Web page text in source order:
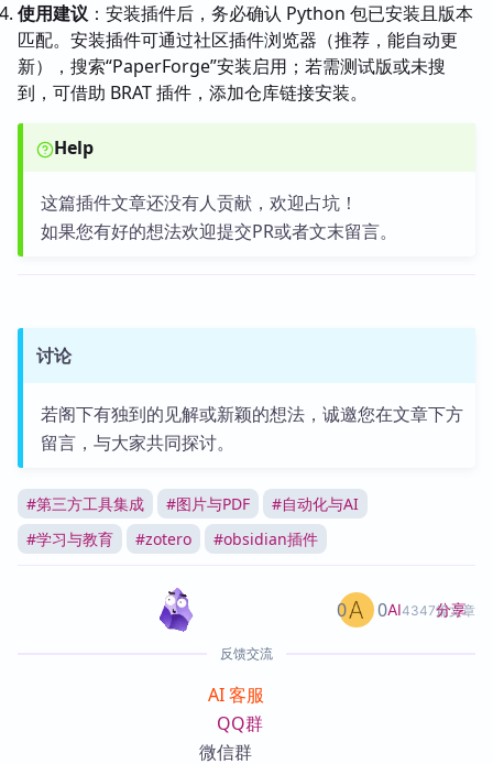
使用建议 ：安装插件后，务必确认 Python 包已安装且版本
匹配。安装插件可通过社区插件浏览器（推荐，能自动更
新），搜索“PaperForge”安装启用；若需测试版或未搜
到，可借助 BRAT 插件，添加仓库链接安装。
Help
这篇插件文章还没有人贡献，欢迎占坑！
如果您有好的想法欢迎提交PR或者文末留言。
讨论
若阁下有独到的见解或新颖的想法，诚邀您在文章下方
留言，与大家共同探讨。
#第三方工具集成 #图片与PDF #自动化与AI
#学习与教育 #zotero #obsidian插件
AI4347篇文章
0 0 分享
反馈交流
AI 客服
QQ群
微信群